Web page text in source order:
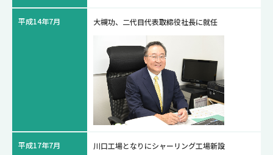
平成14年7月 大槻功、二代目代表取締役社長に就任
平成17年7月 川口工場となりにシャーリング工場新設